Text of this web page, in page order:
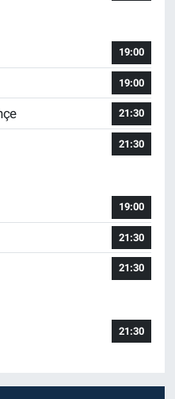
19:00
19:00
21:30
21:30
19:00
21:30
21:30
21:30